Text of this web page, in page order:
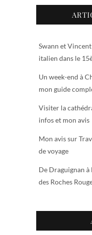
Swann et
italien dans le
Un week-end à
mon guide
Visiter la
infos et mon avis
Mon avis sur
de voyage
De Draguignan à
des Roches